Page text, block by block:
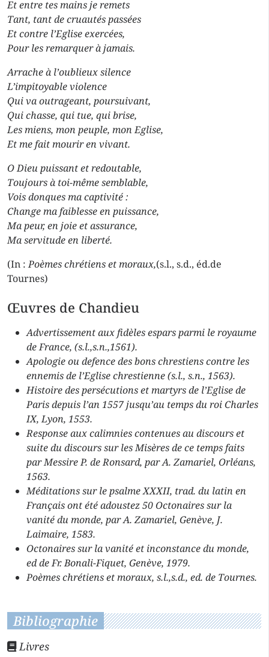
Et entre tes mains je remets
Tant, tant de cruautés passées
Et contre l’Eglise exercées,
Pour les remarquer à jamais.
Arrache à l’oublieux silence
L’impitoyable violence
Qui va outrageant, poursuivant,
Qui chasse, qui tue, qui brise,
Les miens, mon peuple, mon Eglise,
Et me fait mourir en vivant.
O Dieu puissant et redoutable,
Toujours à toi-même semblable,
Vois donques ma captivité :
Change ma faiblesse en puissance,
Ma peur, en joie et assurance,
Ma servitude en liberté.
(In :Poèmes chrétiens et moraux,(s.l., s.d., éd.de
Tournes)
Œuvres de Chandieu
Advertissement aux fidèles espars parmi le royaume
de France, (s.l.,s.n.,1561).
Apologie ou defence des bons chrestiens contre les
ennemis de l’Eglise chrestienne (s.l., s.n., 1563).
Histoire des persécutions et martyrs de l’Eglise de
Paris depuis l’an 1557 jusqu’au temps du roi Charles
IX, Lyon, 1553.
Response aux calimnies contenues au discours et
suite du discours sur les Misères de ce temps faits
par Messire P. de Ronsard, par A. Zamariel, Orléans,
1563.
Méditations sur le psalme XXXII, trad. du latin en
Français ont été adoustez 50 Octonaires sur la
vanité du monde, par A. Zamariel, Genève, J.
Laimaire, 1583.
Octonaires sur la vanité et inconstance du monde,
ed de Fr. Bonali-Fiquet, Genève, 1979.
Poèmes chrétiens et moraux, s.l.,s.d., ed. de Tournes.
Bibliographie
Livres